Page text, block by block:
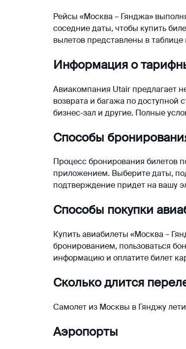
Рейсы «Москва – Гянджа»
соседние даты, чтобы купить
вылетов представлены в
Информация о
Авиакомпания Utair предлагает
возврата и багажа по доступной
бизнес-зал и другие. Полные
Способы
Процесс бронирования билетов
приложением. Выберите даты,
подтверждение придет на вашу
Способы покупки
Купить авиабилеты «Москва –
бронированием, пользоваться
информацию и оплатите билет
Сколько длится
Самолет из Москвы в Гянджу
Аэропорты